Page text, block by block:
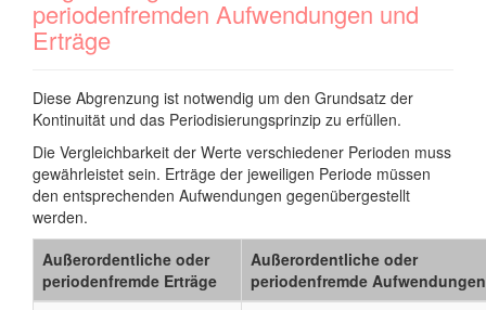
periodenfremden Aufwendungen und
Erträge
Diese Abgrenzung ist notwendig um den Grundsatz der
Kontinuität und das Periodisierungsprinzip zu erfüllen.
Die Vergleichbarkeit der Werte verschiedener Perioden muss
gewährleistet sein. Erträge der jeweiligen Periode müssen
den entsprechenden Aufwendungen gegenübergestellt
werden.
Außerordentliche oder
periodenfremde Erträge
Außerordentliche oder
periodenfremde Aufwendungen